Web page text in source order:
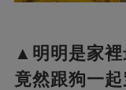
▲明明是家裡
竟然跟狗一起